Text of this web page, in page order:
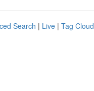
Search | Live | Tag Cloud